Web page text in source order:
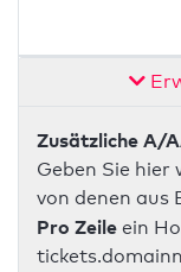
Zusätzliche A/
Geben Sie
von denen aus
Pro Zeile ein